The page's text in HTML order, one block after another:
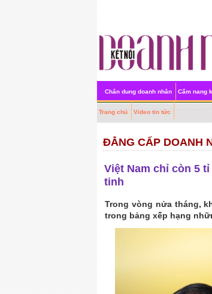
Chân dung doanh nhân Cẩm nang
Trang chủ Video tin tức
ĐẲNG CẤP DOANH
Việt Nam chỉ còn 5
tinh
Trong vòng nửa tháng,
trong bảng xếp hạng